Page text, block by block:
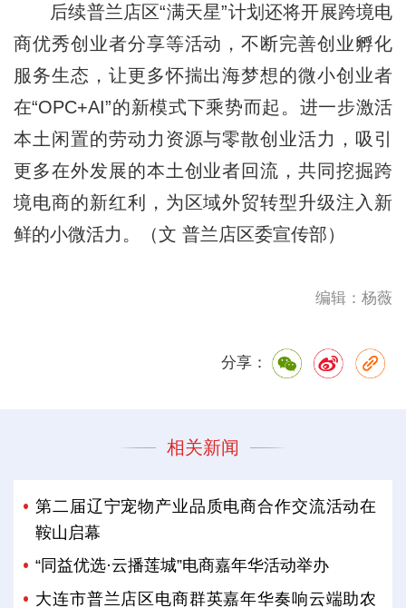
后续普兰店区“满天星”计划还将开展跨境电
商优秀创业者分享等活动，不断完善创业孵化
服务生态，让更多怀揣出海梦想的微小创业者
在“OPC+AI”的新模式下乘势而起。进一步激活
本土闲置的劳动力资源与零散创业活力，吸引
更多在外发展的本土创业者回流，共同挖掘跨
境电商的新红利，为区域外贸转型升级注入新
鲜的小微活力。（文 普兰店区委宣传部）
编辑：杨薇
分享：
相关新闻
第二届辽宁宠物产业品质电商合作交流活动在
鞍山启幕
“同益优选·云播莲城”电商嘉年华活动举办
大连市普兰店区电商群英嘉年华奏响云端助农